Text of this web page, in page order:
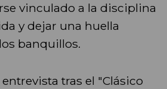
vinculado a la disciplina
y dejar una huella
banquillos.
tras el "Clásico